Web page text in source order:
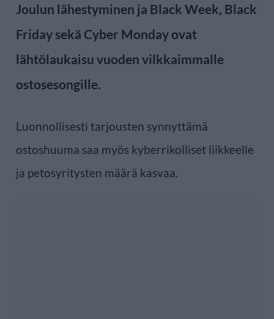
Joulun lähestyminen ja Black Week, Black
Friday sekä Cyber Monday ovat
lähtölaukaisu vuoden vilkkaimmalle
ostosesongille.
Luonnollisesti tarjousten synnyttämä
ostoshuuma saa myös kyberrikolliset liikkeelle
ja petosyritysten määrä kasvaa.